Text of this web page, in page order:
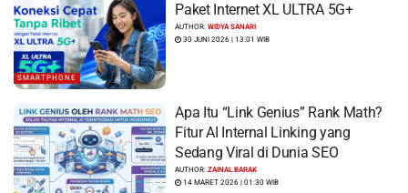
SMARTPHONE
Paket Internet XL ULTRA 5G+
AUTHOR:WIDYA SANARI
30 JUNI 2026 | 13:01 WIB
Apa Itu “Link Genius” Rank Math?
Fitur AI Internal Linking yang
Sedang Viral di Dunia SEO
AUTHOR:ZAINAL BARAK
14 MARET 2026 | 01:30 WIB